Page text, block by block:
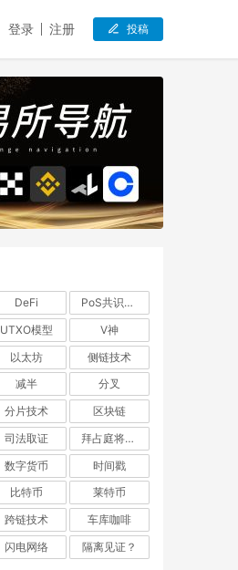
登录 注册 投稿
DeFi
PoS共识机制
UTXO模型
V神
以太坊
侧链技术
减半
分叉
分片技术
区块链
司法取证
拜占庭将军问题
数字货币
时间戳
比特币
莱特币
跨链技术
车库咖啡
闪电网络 隔离见证？